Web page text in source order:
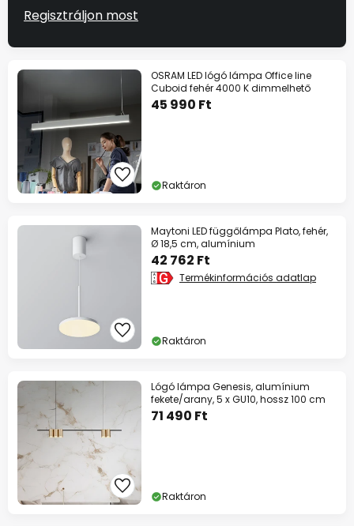
Regisztráljon most
OSRAM LED lógó lámpa Office line
Cuboid fehér 4000 K dimmelhető
45 990 Ft
Raktáron
Maytoni LED függőlámpa Plato, fehér,
Ø 18,5 cm, alumínium
42 762 Ft
Termékinformációs adatlap
Raktáron
Lógó lámpa Genesis, alumínium
fekete/arany, 5 x GU10, hossz 100 cm
71 490 Ft
Raktáron